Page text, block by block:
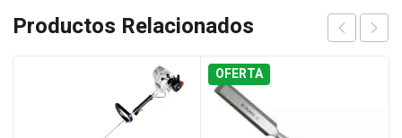
Productos Relacionados
OFERTA